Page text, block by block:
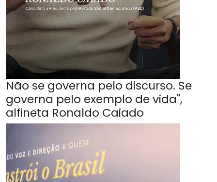
Não se governa pelo discurso. Se
governa pelo exemplo de vida",
alfineta Ronaldo Caiado